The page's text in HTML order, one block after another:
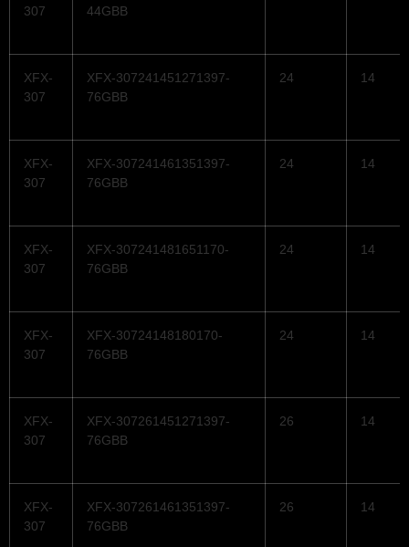
307
44GBB
XFX-
307
XFX-307241451271397-
76GBB
24 14
XFX-
307
XFX-307241461351397-
76GBB
24 14
XFX-
307
XFX-307241481651170-
76GBB
24 14
XFX-
307
XFX-30724148180170-
76GBB
24 14
XFX-
307
XFX-307261451271397-
76GBB
26 14
XFX-
307
XFX-307261461351397-
76GBB
26 14